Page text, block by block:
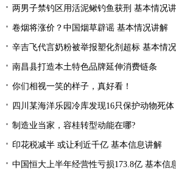
两男子禁钓区用活泥鳅钓鱼获刑 基本情况
卷烟将涨价？中国烟草辟谣 基本情况讲解
辛吉飞代言奶粉被举报塑化剂超标 基本情
南昌县打造本土特色品牌延伸消费链条
你们相视一笑的样子，真好看！
四川某海洋乐园冷库发现16只保护动物死体
制造业当家，容桂转型动能在哪?
印花税减半 或让利近千亿 基本信息讲解
中国恒大上半年经营性亏损173.8亿 基本信